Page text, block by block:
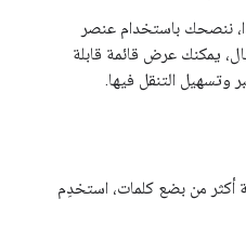
ننصحك باستخدام عنصر
يمكنك عرض قائمة قابلة
وتسهيل التنقل فيها.
أكثر من بضع كلمات، استخدِم